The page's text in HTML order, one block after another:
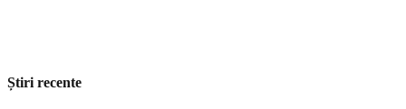
Știri recente